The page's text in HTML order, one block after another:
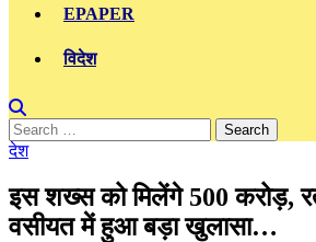
EPAPER
विदेश
Search
for:
देश
इस शख्स को मिलेंगे 500 करोड़,
वसीयत में हुआ बड़ा खुलासा…